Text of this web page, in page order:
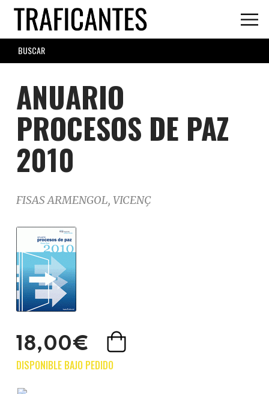
Skip
main
content
SEARCH
FORM
ANUARIO
PROCESOS DE PAZ
2010
FISAS ARMENGOL, VICENÇ
18,00€